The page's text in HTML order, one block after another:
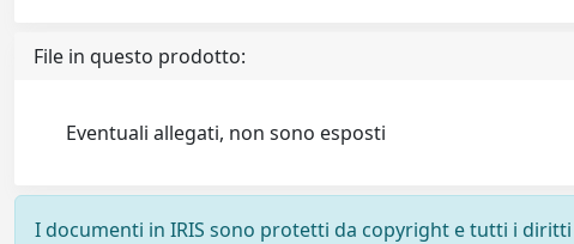
File in questo prodotto:
Eventuali allegati, non sono esposti
I documenti in IRIS sono protetti da copyright e tutti i